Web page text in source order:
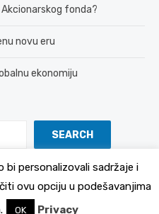
Akcionarskog fonda?
novu eru
ekonomiju
SEARCH
Politika Privatnosti
bi personalizovali sadržaje i
ovu opciju u podešavanjima
OK Privacy